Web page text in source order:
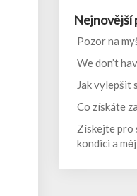
Nejnovější
Pozor na
We don’t
Jak vylepšit
Co získáte
Získejte pro
kondici a